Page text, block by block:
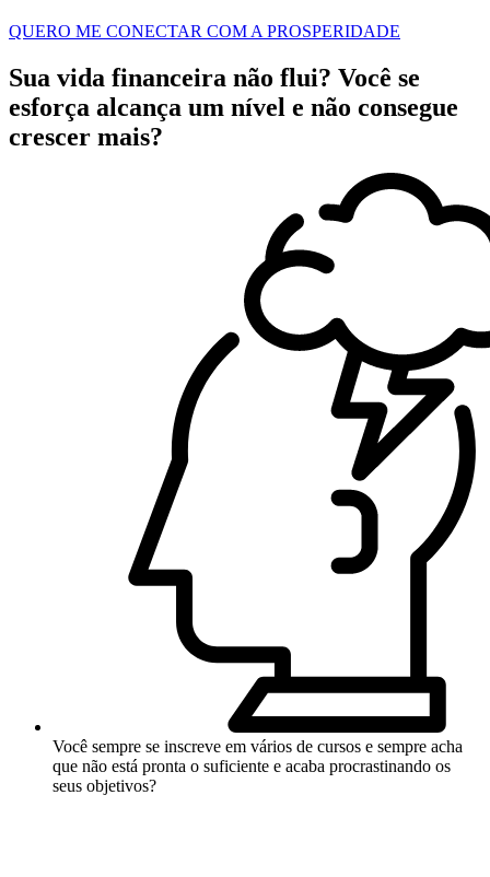
QUERO ME CONECTAR COM A PROSPERIDADE
Sua vida financeira não flui? Você se
esforça alcança um nível e não consegue
crescer mais?
Você sempre se inscreve em vários de cursos e sempre acha
que não está pronta o suficiente e acaba procrastinando os
seus objetivos?